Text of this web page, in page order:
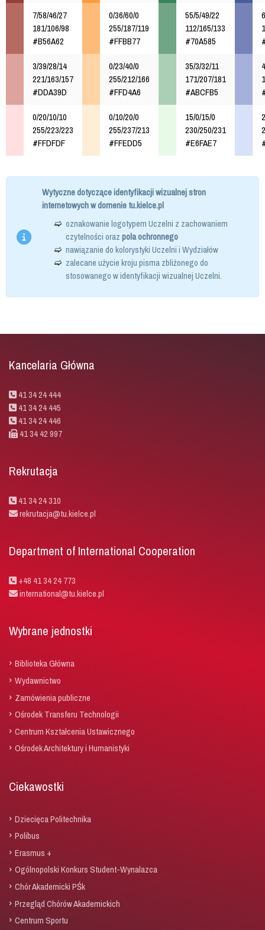
7/58/46/27
181/106/98
#B56A62
0/36/60/0
255/187/119
#FFBB77
55/5/49/22
112/165/133
#70A585
3/39/28/14
221/163/157
#DDA39D
0/23/40/0
255/212/166
#FFD4A6
35/3/32/11
171/207/181
#ABCFB5
0/20/10/10
255/223/223
#FFDFDF
0/10/20/0
255/237/213
#FFEDD5
15/0/15/0
230/250/231
#E6FAE7
Wytyczne dotyczące identyfikacji wizualnej stron
internetowych w domenie tu.kielce.pl
oznakowanie logotypem Uczelni z zachowaniem
czytelności orazpola ochronnego
nawiązanie do kolorystyki Uczelni i Wydziałów
zalecane użycie kroju pisma zbliżonego do
stosowanego w identyfikacji wizualnej Uczelni.
Kancelaria Główna
41 34 24 444
41 34 24 445
41 34 24 446
41 34 42 997
Rekrutacja
41 34 24 310
rekrutacja@tu.kielce.pl
Department of International Cooperation
+48 41 34 24 773
international@tu.kielce.pl
Wybrane jednostki
Biblioteka Główna
Wydawnictwo
Zamówienia publiczne
Ośrodek Transferu Technologii
Centrum Kształcenia Ustawicznego
Ośrodek Architektury i Humanistyki
Ciekawostki
Dziecięca Politechnika
Polibus
Erasmus +
Ogólnopolski Konkurs Student-Wynalazca
Chór Akademicki PŚk
Przegląd Chórów Akademickich
Centrum Sportu